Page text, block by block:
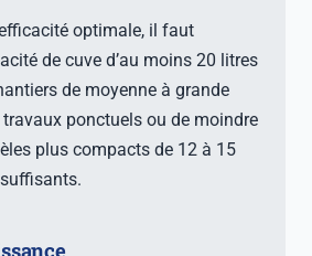
optimale, il faut
de cuve d’au moins 20 litres
de moyenne à grande
ponctuels ou de moindre
plus compacts de 12 à 15